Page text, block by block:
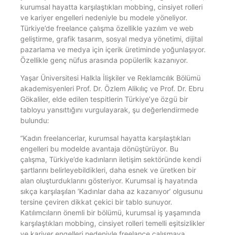
kurumsal hayatta karşılaştıkları mobbing, cinsiyet rolleri
ve kariyer engelleri nedeniyle bu modele yöneliyor.
Türkiye’de freelance çalışma özellikle yazılım ve web
geliştirme, grafik tasarım, sosyal medya yönetimi, dijital
pazarlama ve medya için içerik üretiminde yoğunlaşıyor.
Özellikle genç nüfus arasında popülerlik kazanıyor.
Yaşar Üniversitesi Halkla İlişkiler ve Reklamcılık Bölümü
akademisyenleri Prof. Dr. Özlem Alikılıç ve Prof. Dr. Ebru
Gökaliler, elde edilen tespitlerin Türkiye’ye özgü bir
tabloyu yansıttığını vurgulayarak, şu değerlendirmede
bulundu:
“Kadın freelancerlar, kurumsal hayatta karşılaştıkları
engelleri bu modelde avantaja dönüştürüyor. Bu
çalışma, Türkiye’de kadınların iletişim sektöründe kendi
şartlarını belirleyebildikleri, daha esnek ve üretken bir
alan oluşturduklarını gösteriyor. Kurumsal iş hayatında
sıkça karşılaşılan ‘Kadınlar daha az kazanıyor’ olgusunu
tersine çeviren dikkat çekici bir tablo sunuyor.
Katılımcıların önemli bir bölümü, kurumsal iş yaşamında
karşılaştıkları mobbing, cinsiyet rolleri temelli eşitsizlikler